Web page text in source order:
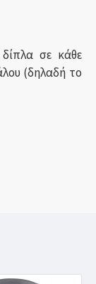
σε κάθε
(δηλαδή το